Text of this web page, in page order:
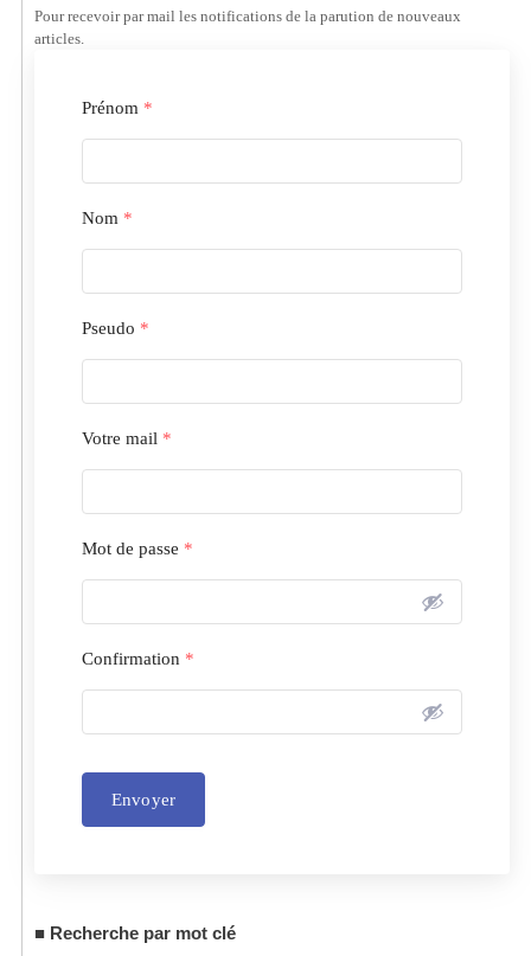
Pour recevoir par mail les notifications de la parution de nouveaux
articles.
Prénom *
Nom *
Pseudo *
Votre mail *
Mot de passe *
Confirmation *
Envoyer
Recherche par mot clé